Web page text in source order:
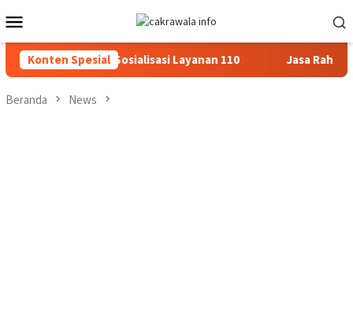
ke
kontenMobile
Konten Spesial
Dialogis dan Sosialisasi Layanan 110 Jasa Raharja
Beranda News